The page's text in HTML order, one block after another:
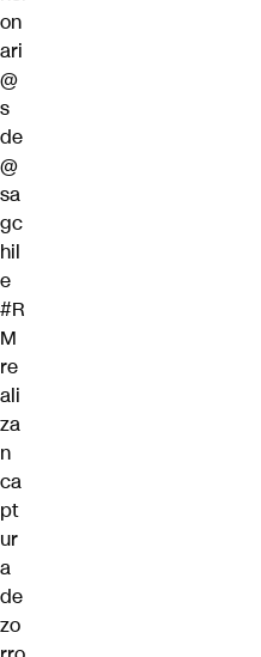
on
ari
@
s
de
@
sa
gc
hil
e
#R
M
re
ali
za
n
ca
pt
ur
a
de
zo